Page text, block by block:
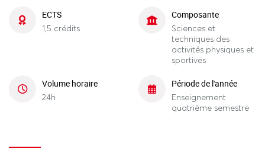
ECTS
1,5 crédits
Composante
Sciences et
techniques des
activités physiques et
sportives
Volume horaire
24h
Période de l'année
Enseignement
quatrième semestre